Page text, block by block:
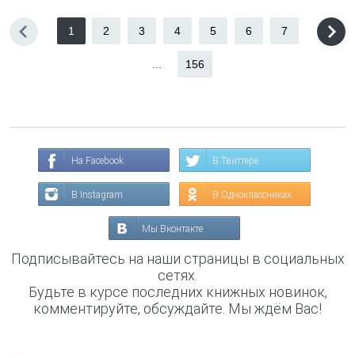
1 2 3 4 5 6 7
156
На Facebook В Твиттере
В Instagram В Одноклассниках
Мы Вконтакте
Подписывайтесь на наши страницы в социальных
сетях.
Будьте в курсе последних книжных новинок,
комментируйте, обсуждайте. Мы ждём Вас!